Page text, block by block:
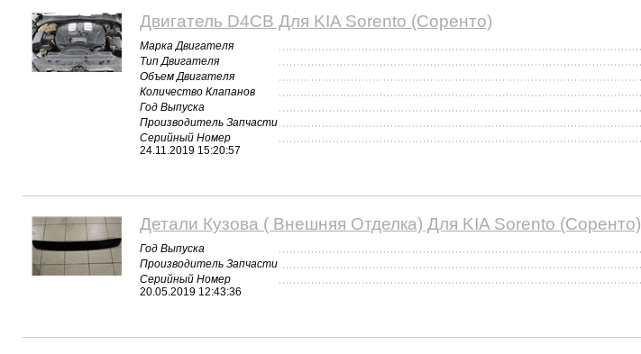
Двигатель D4CB Для KIA Sorento (Соренто)
Марка Двигателя
Тип Двигателя
Объем Двигателя
Количество Клапанов
Год Выпуска
Производитель Запчасти
Серийный Номер
24.11.2019 15:20:57
Детали Кузова ( Внешняя Отделка) Для KIA Sorento (Соренто)
Год Выпуска
Производитель Запчасти
Серийный Номер
20.05.2019 12:43:36